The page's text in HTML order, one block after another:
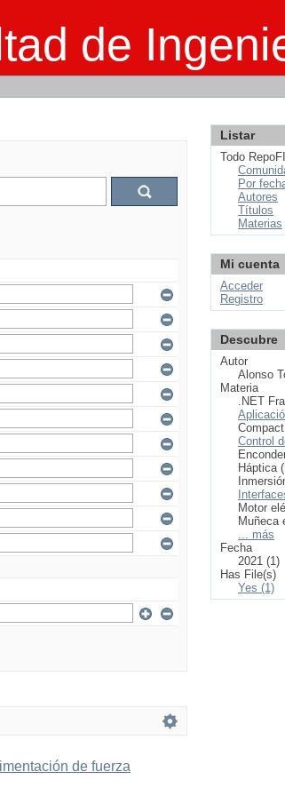
de
de fuerza
Listar
Todo RepoFI
Por
Autores
Títulos
Materias
Mi cuenta
Acceder
Registro
Descubre
Autor
Alonso
Materia
.NET
Control
Háptica
Motor
Muñeca
... más
Fecha
2021 (1)
Has File(s)
Yes (1)